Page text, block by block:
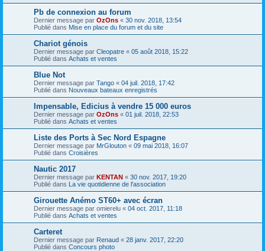
Pb de connexion au forum
Dernier message par OzOns « 30 nov. 2018, 13:54
Publié dans Mise en place du forum et du site
Chariot génois
Dernier message par Cleopatre « 05 août 2018, 15:22
Publié dans Achats et ventes
Blue Not
Dernier message par Tango « 04 juil. 2018, 17:42
Publié dans Nouveaux bateaux enregistrés
Impensable, Edicius à vendre 15 000 euros
Dernier message par OzOns « 01 juil. 2018, 22:53
Publié dans Achats et ventes
Liste des Ports à Sec Nord Espagne
Dernier message par MrGlouton « 09 mai 2018, 16:07
Publié dans Croisières
Nautic 2017
Dernier message par KENTAN « 30 nov. 2017, 19:20
Publié dans La vie quotidienne de l'association
Girouette Anémo ST60+ avec écran
Dernier message par omierelu « 04 oct. 2017, 11:18
Publié dans Achats et ventes
Carteret
Dernier message par Renaud « 28 janv. 2017, 22:20
Publié dans Concours photo